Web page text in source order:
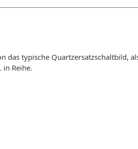
das typische Quartzersatzschaltbild,
in Reihe.